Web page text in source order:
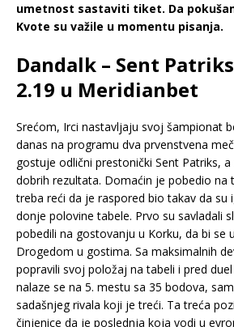
umetnost sastaviti tiket. Da
Kvote su važile u momentu pisanja.
Dandalk – Sent Patriks
2.19 u Meridianbet
Srećom, Irci nastavljaju svoj šampionat
danas na programu dva prvenstvena
gostuje odlični prestonički Sent Patriks,
dobrih rezultata. Domaćin je pobedio na
treba reći da je raspored bio takav da su
donje polovine tabele. Prvo su savladali
pobedili na gostovanju u Korku, da bi se
Drogedom u gostima. Sa maksimalnih
popravili svoj položaj na tabeli i pred
nalaze se na 5. mestu sa 35 bodova,
sadašnjeg rivala koji je treći. Ta treća
činjenice da je poslednja koja vodi u